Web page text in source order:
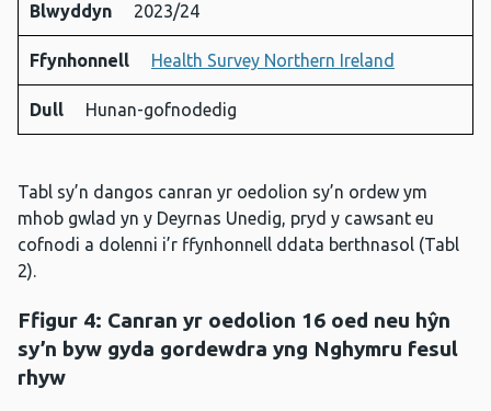
Blwyddyn 2023/24
Ffynhonnell Health Survey Northern Ireland
Dull Hunan-gofnodedig
Tabl sy’n dangos canran yr oedolion sy’n ordew ym
mhob gwlad yn y Deyrnas Unedig, pryd y cawsant eu
cofnodi a dolenni i’r ffynhonnell ddata berthnasol (Tabl
2).
Ffigur 4: Canran yr oedolion 16 oed neu hŷn
sy’n byw gyda gordewdra yng Nghymru fesul
rhyw